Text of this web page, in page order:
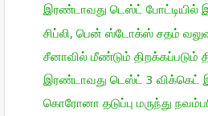
இரண்டாவது டெஸ்ட் போட்டியில்
சிப்லி, பென் ஸ்டோக்ஸ் சதம்
சீனாவில் மீண்டும் திறக்கப்படும்
இரண்டாவது டெஸ்ட் 3 விக்கெட்
கொரோனா தடுப்பு மருந்து